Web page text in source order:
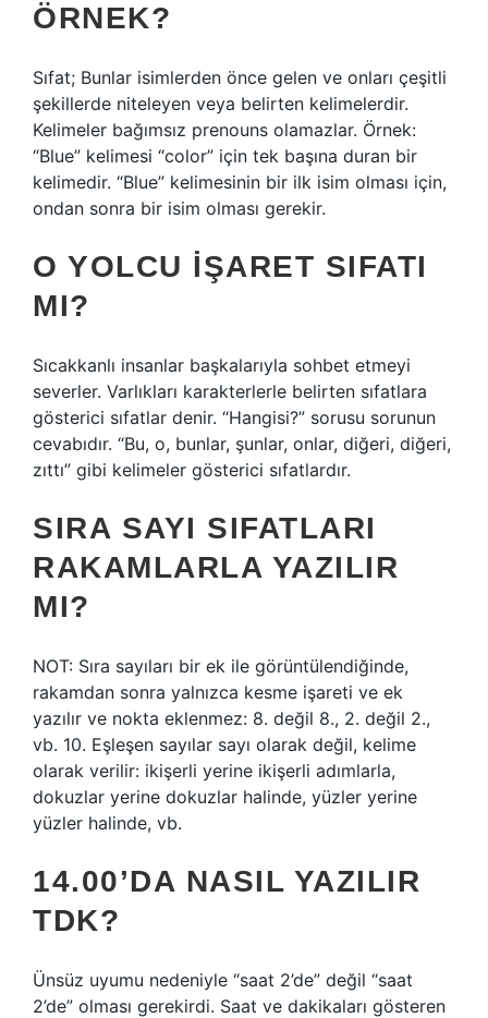
ÖRNEK?
Sıfat; Bunlar isimlerden önce gelen ve onları çeşitli
şekillerde niteleyen veya belirten kelimelerdir.
Kelimeler bağımsız prenouns olamazlar. Örnek:
“Blue” kelimesi “color” için tek başına duran bir
kelimedir. “Blue” kelimesinin bir ilk isim olması için,
ondan sonra bir isim olması gerekir.
O YOLCU IŞARET SIFATI
MI?
Sıcakkanlı insanlar başkalarıyla sohbet etmeyi
severler. Varlıkları karakterlerle belirten sıfatlara
gösterici sıfatlar denir. “Hangisi?” sorusu sorunun
cevabıdır. “Bu, o, bunlar, şunlar, onlar, diğeri, diğeri,
zıttı” gibi kelimeler gösterici sıfatlardır.
SIRA SAYI SIFATLARI
RAKAMLARLA YAZILIR
MI?
NOT: Sıra sayıları bir ek ile görüntülendiğinde,
rakamdan sonra yalnızca kesme işareti ve ek
yazılır ve nokta eklenmez: 8. değil 8., 2. değil 2.,
vb. 10. Eşleşen sayılar sayı olarak değil, kelime
olarak verilir: ikişerli yerine ikişerli adımlarla,
dokuzlar yerine dokuzlar halinde, yüzler yerine
yüzler halinde, vb.
14.00’DA NASIL YAZILIR
TDK?
Ünsüz uyumu nedeniyle “saat 2’de” değil “saat
2’de” olması gerekirdi. Saat ve dakikaları gösteren